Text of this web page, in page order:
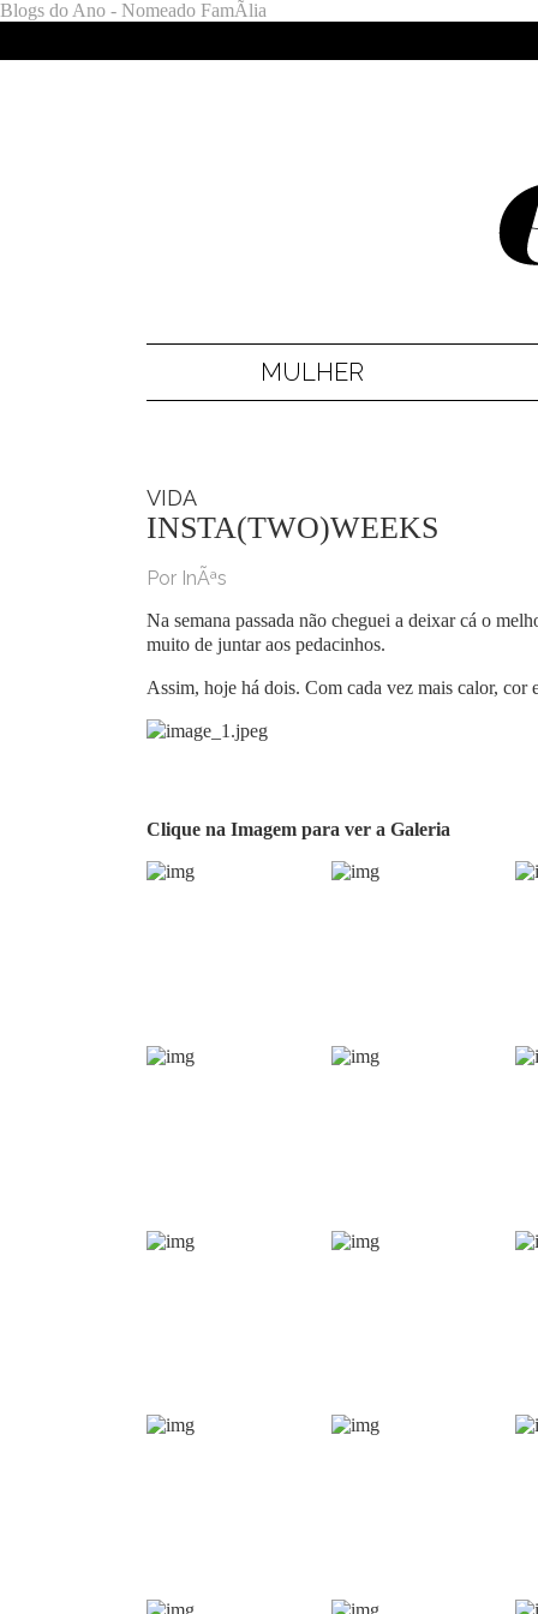
Blogs do Ano - Nomeado FamÃ­lia
MULHER
VIDA
INSTA(TWO)WEEKS
Por InÃªs
Na semana passada não cheguei a deixar cá o
muito de juntar aos pedacinhos.
Assim, hoje há dois. Com cada vez mais calor, cor
Clique na Imagem para ver a Galeria